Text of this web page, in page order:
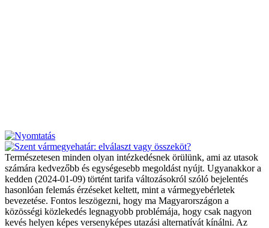
Természetesen minden olyan intézkedésnek örülünk, ami az utasok
számára kedvezőbb és egységesebb megoldást nyújt. Ugyanakkor a
kedden (2024-01-09) történt tarifa változásokról szóló bejelentés
hasonlóan felemás érzéseket keltett, mint a vármegyebérletek
bevezetése. Fontos leszögezni, hogy ma Magyarországon a
közösségi közlekedés legnagyobb problémája, hogy csak nagyon
kevés helyen képes versenyképes utazási alternatívát kínálni. Az